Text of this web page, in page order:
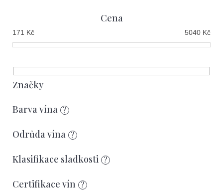
n
p
r
o
u
k
Cena
171 Kč 5040 Kč
Značky
Barva vína ?
Odrůda vína ?
Klasifikace sladkosti ?
Certifikace vín ?
a
j
í
t
?
Hledat